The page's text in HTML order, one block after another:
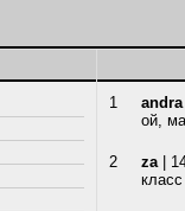
1 andra
ой,
2 za|
класс